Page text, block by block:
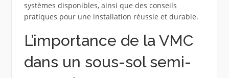
systèmes disponibles, ainsi que des conseils
pratiques pour une installation réussie et durable.
L’importance de la VMC
dans un sous-sol semi-